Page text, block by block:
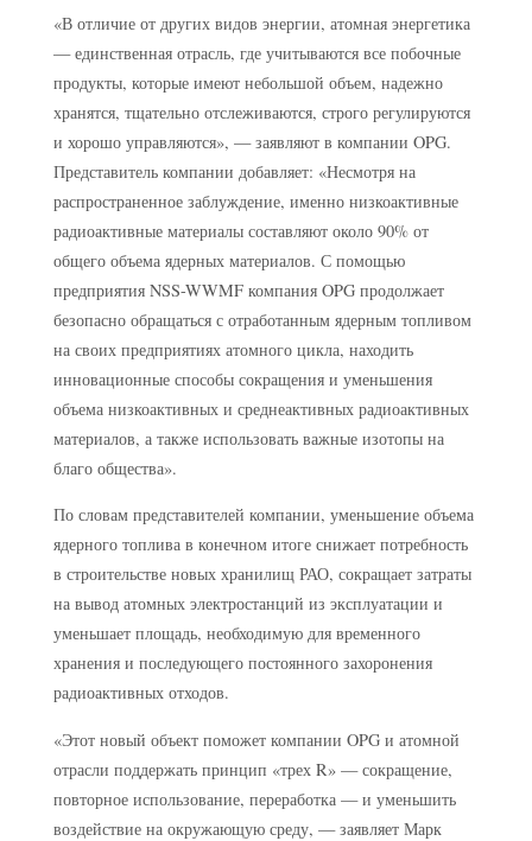
«В отличие от других видов энергии, атомная энергетика
— единственная отрасль, где учитываются все побочные
продукты, которые имеют небольшой объем, надежно
хранятся, тщательно отслеживаются, строго регулируются
и хорошо управляются», — заявляют в компании OPG.
Представитель компании добавляет: «Несмотря на
распространенное заблуждение, именно низкоактивные
радиоактивные материалы составляют около 90% от
общего объема ядерных материалов. С помощью
предприятия NSS-WWMF компания OPG продолжает
безопасно обращаться с отработанным ядерным топливом
на своих предприятиях атомного цикла, находить
инновационные способы сокращения и уменьшения
объема низкоактивных и среднеактивных радиоактивных
материалов, а также использовать важные изотопы на
благо общества».
По словам представителей компании, уменьшение объема
ядерного топлива в конечном итоге снижает потребность
в строительстве новых хранилищ РАО, сокращает затраты
на вывод атомных электростанций из эксплуатации и
уменьшает площадь, необходимую для временного
хранения и последующего постоянного захоронения
радиоактивных отходов.
«Этот новый объект поможет компании OPG и атомной
отрасли поддержать принцип «трех R» — сокращение,
повторное использование, переработка — и уменьшить
воздействие на окружающую среду, — заявляет Марк